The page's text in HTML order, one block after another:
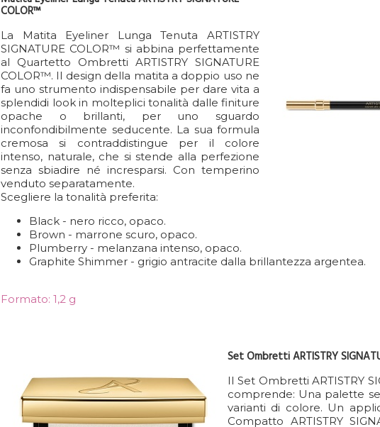
COLOR™
La Matita Eyeliner Lunga Tenuta ARTISTRY
SIGNATURE COLOR™ si abbina perfettamente
al Quartetto Ombretti ARTISTRY SIGNATURE
COLOR™. Il design della matita a doppio uso ne
fa uno strumento indispensabile per dare vita a
splendidi look in molteplici tonalità dalle finiture
opache o brillanti, per uno sguardo
inconfondibilmente seducente. La sua formula
cremosa si contraddistingue per il colore
intenso, naturale, che si stende alla perfezione
senza sbiadire né incresparsi. Con temperino
venduto separatamente.
Scegliere la tonalità preferita:
Black - nero ricco, opaco.
Brown - marrone scuro, opaco.
Plumberry - melanzana intenso, opaco.
Graphite Shimmer - grigio antracite dalla brillantezza argentea.
Formato: 1,2 g
Set Ombretti ARTISTRY
Il Set Ombretti ARTISTRY
comprende: Una palette
varianti di colore. Un
Compatto ARTISTRY